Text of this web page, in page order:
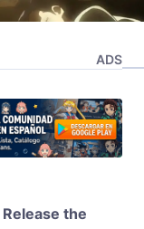
ADS
Release the